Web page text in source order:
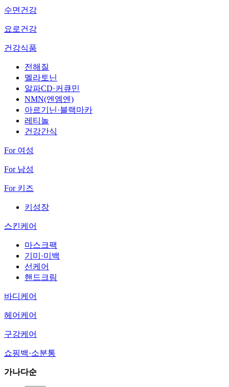
수면건강
요로건강
건강식품
전해질
멜라토닌
알파CD·커큐민
NMN(엔엠엔)
아르기닌·블랙마카
레티놀
건강간식
For 여성
For 남성
For 키즈
키성장
스킨케어
마스크팩
기미·미백
선케어
핸드크림
바디케어
헤어케어
구강케어
쇼핑백·소분통
가나다순